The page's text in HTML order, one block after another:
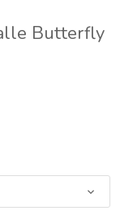
Butterfly